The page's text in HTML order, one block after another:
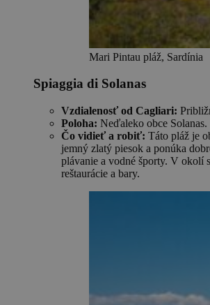
Mari Pintau pláž, Sardínia
Spiaggia di Solanas
Vzdialenosť od Cagliari:
Poloha: Neďaleko obce Solanas.
Čo vidieť a robiť: Táto pláž je
jemný zlatý piesok a ponúka
plávanie a vodné športy. V okolí
reštaurácie a bary.